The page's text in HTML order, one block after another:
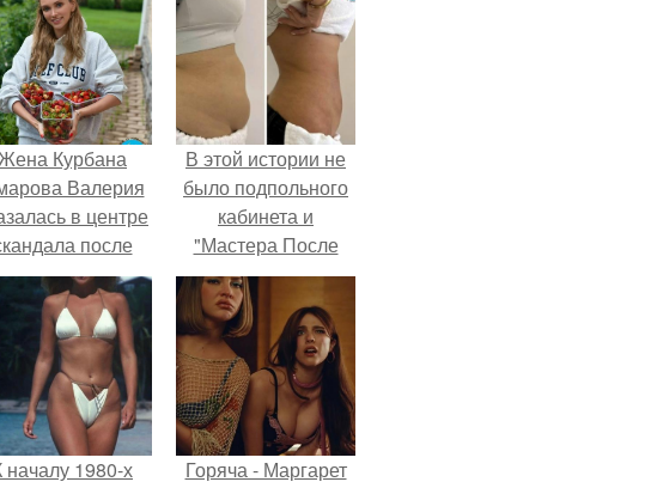
Курбана
Валерия
в центре
после
блогера
ильиной в
её
клинику.
В этой истории не
было подпольного
кабинета и
"Мастера После
Двухнедельных
Курсов".
началу 1980-х
Горяча - Маргарет